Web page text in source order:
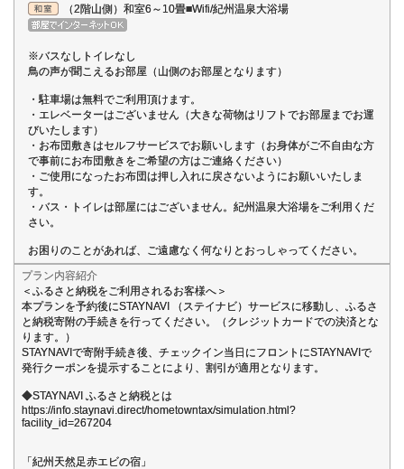
（2階山側）和室6～10畳■Wifi/紀州温泉大浴場
※バスなしトイレなし
鳥の声が聞こえるお部屋（山側のお部屋となります）
・駐車場は無料でご利用頂けます。
・エレベーターはございません（大きな荷物はリフトでお部屋までお運
びいたします）
・お布団敷きはセルフサービスでお願いします（お身体がご不自由な方
で事前にお布団敷きをご希望の方はご連絡ください）
・ご使用になったお布団は押し入れに戻さないようにお願いいたしま
す。
・バス・トイレは部屋にはございません。紀州温泉大浴場をご利用くだ
さい。
お困りのことがあれば、ご遠慮なく何なりとおっしゃってください。
プラン内容紹介
＜ふるさと納税をご利用されるお客様へ＞
本プランを予約後にSTAYNAVI （ステイナビ）サービスに移動し、ふるさ
と納税寄附の手続きを行ってください。（クレジットカードでの決済とな
ります。）
STAYNAVIで寄附手続き後、チェックイン当日にフロントにSTAYNAVIで
発行クーポンを提示することにより、割引が適用となります。
◆STAYNAVI ふるさと納税とは
https://info.staynavi.direct/hometowntax/simulation.html?
facility_id=267204
「紀州天然足赤エビの宿」